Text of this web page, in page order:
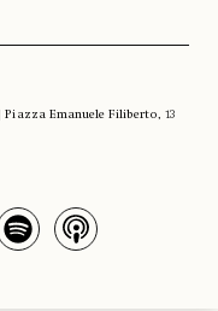
| Piazza Emanuele Filiberto, 13